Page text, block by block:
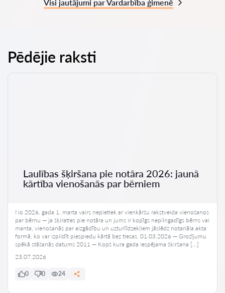
Visi jautājumi par Vardarbība ģimenē
Pēdējie raksti
Laulības šķiršana pie notāra 2026: jaunā
kārtība vienošanās par bērniem
No 2026. gada 1. marta vairs nepietiek ar vienkāršu rakstveida vienošanos
par bērnu — ja šķiraties pie notāra un jums ir kopīgs nepilngadīgs bērns vai
manta, vienošanās par aizgādību un uzturlīdzekļiem jāslēdz notariāla akta
formā, ko var izpildīt piespiedu kārtā bez tiesas. 01.03.2026 — Grozījumu
spēkā stāšanās datums 2011 — Kopš kura gada iespējama šķiršana […]
23.07.2026
0 0 24